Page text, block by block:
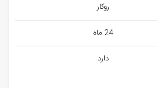
روکار
24 ماه
دارد